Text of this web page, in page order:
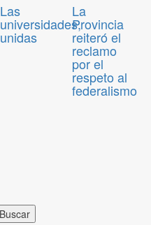
Las
universidades,
unidas
La
Provincia
reiteró el
reclamo
por el
respeto al
federalismo